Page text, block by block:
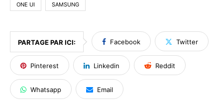
ONE UI SAMSUNG
PARTAGE PAR ICI: Facebook Twitter
Pinterest Linkedin Reddit
Whatsapp Email